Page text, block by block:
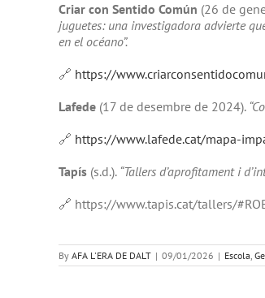
Criar con Sentido Común (26 de
juguetes: una investigadora advierte
en el océano”.
🔗 https://
Lafede(17 de desembre de 2024).
🔗 https://www.lafede.cat/mapa-
Tapís(s.d.). “Tallers d’aprofitament i
🔗 https://www.tapis.cat/tallers/
By AFA L'ERA DE DALT | 09/01/2026 | Escola,